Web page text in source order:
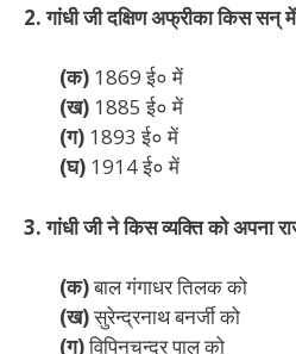
2. गांधी जी दक्षिण अफ्रीका किस सन्
(क) 1869 ई० में
(ख) 1885 ई० में
(ग) 1893 ई० में
(घ) 1914 ई० में
3. गांधी जी ने किस व्यक्ति को अपना
(क)बाल गंगाधर तिलक को
(ख)सुरेन्द्रनाथ बनर्जी को
(ग)विपिनचन्द्र पाल को